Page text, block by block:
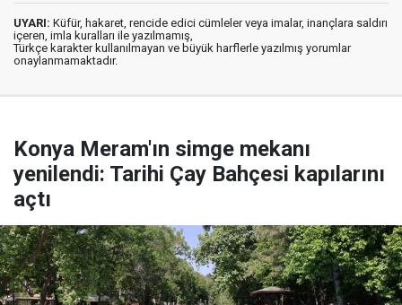
UYARI: Küfür, hakaret, rencide edici cümleler veya imalar, inançlara saldırı
içeren, imla kuralları ile yazılmamış,
Türkçe karakter kullanılmayan ve büyük harflerle yazılmış yorumlar
onaylanmamaktadır.
Konya Meram'ın simge mekanı
yenilendi: Tarihi Çay Bahçesi kapılarını
açtı